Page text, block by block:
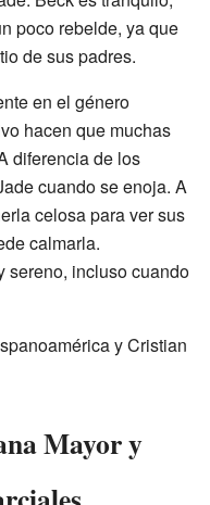
poco rebelde, ya que
de sus padres.
en el género
hacen que muchas
diferencia de los
cuando se enoja. A
celosa para ver sus
calmarla.
sereno, incluso cuando
y Cristian
Mayor y